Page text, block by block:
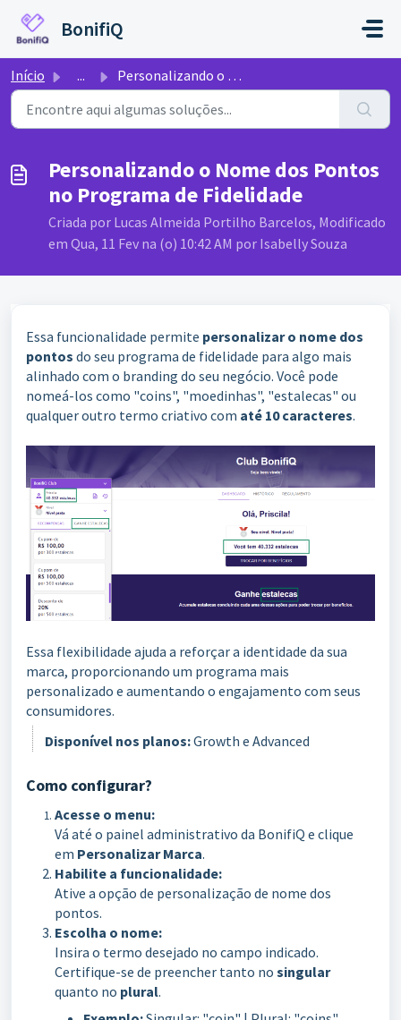
BonifiQ
Início ... Personalizando o Nome dos Pontos no Programa de Fidelidade
Personalizando o Nome dos Pontos
no Programa de Fidelidade
Criada por Lucas Almeida Portilho Barcelos, Modificado
em Qua, 11 Fev na (o) 10:42 AM por Isabelly Souza
Essa funcionalidade permite personalizar o nome dos
pontos do seu programa de fidelidade para algo mais
alinhado com o branding do seu negócio. Você pode
nomeá-los como "coins", "moedinhas", "estalecas" ou
qualquer outro termo criativo com até 10 caracteres.
Essa flexibilidade ajuda a reforçar a identidade da sua
marca, proporcionando um programa mais
personalizado e aumentando o engajamento com seus
consumidores.
Disponível nos planos:Growth e Advanced
Como configurar?
Acesse o menu:
Vá até o painel administrativo da BonifiQ e clique
em Personalizar Marca.
Habilite a funcionalidade:
Ative a opção de personalização de nome dos
pontos.
Escolha o nome:
Insira o termo desejado no campo indicado.
Certifique-se de preencher tanto no singular
quanto no plural.